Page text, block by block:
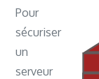
Pour
sécuriser
un
serveur